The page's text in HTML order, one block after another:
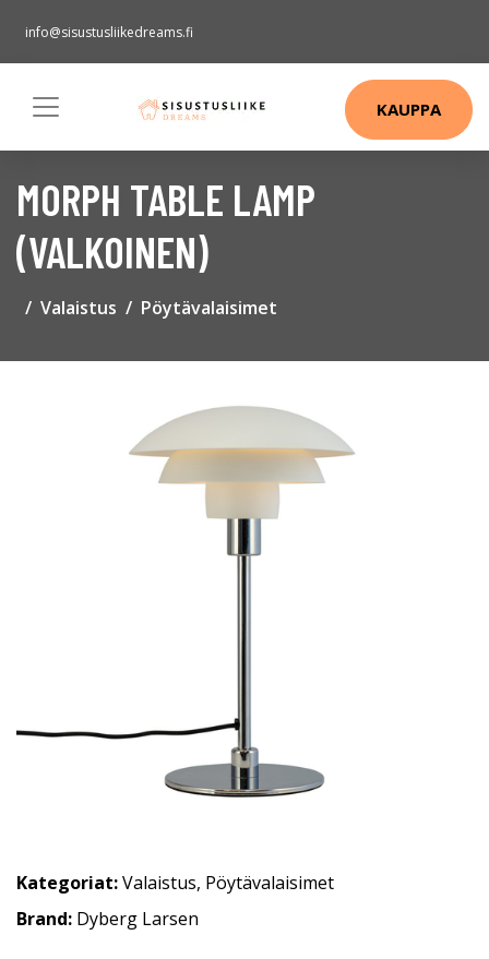
info@sisustusliikedreams.fi
KAUPPA
MORPH TABLE LAMP
(VALKOINEN)
Valaistus Pöytävalaisimet
Kategoriat:Valaistus, Pöytävalaisimet
Brand: Dyberg Larsen